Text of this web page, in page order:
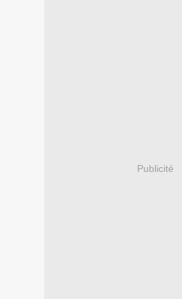
Publicité